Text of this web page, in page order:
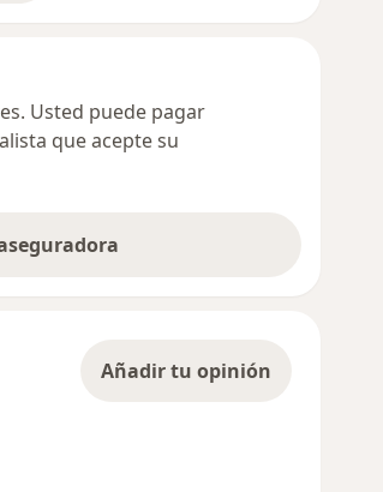
Usted puede pagar
que acepte su
Añadir tu opinión